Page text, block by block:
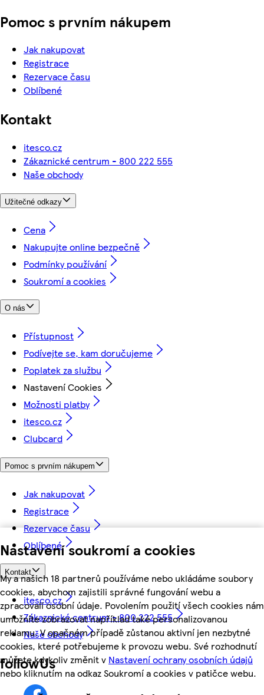
Nastavení soukromí a cookies
My a našich 18 partnerů používáme nebo ukládáme soubory
cookies, abychom zajistili správné fungování webu a
zpracovali osobní údaje. Povolením použití všech cookies nám
umožníte zobrazovat například také personalizovanou
reklamu. V opačném případě zůstanou aktivní jen nezbytné
cookies, které potřebujeme k provozu webu. Své rozhodnutí
můžete kdykoliv změnit v Nastavení ochrany osobních údajů
nebo kliknutím na odkaz Soukromí a cookies v patičce webu.
Pomoc s prvním nákupem
Jak nakupovat
Registrace
Rezervace času
Oblíbené
Kontakt
itesco.cz
Zákaznické centrum - 800 222 555
Naše obchody
Užitečné odkazy
Cena
Nakupujte online bezpečně
Podmínky používání
Soukromí a cookies
O nás
Přístupnost
Podívejte se, kam doručujeme
Poplatek za službu
Nastavení Cookies
Možnosti platby
itesco.cz
Clubcard
Pomoc s prvním nákupem
Jak nakupovat
Registrace
Rezervace času
Oblíbené
Kontakt
itesco.cz
Zákaznické centrum - 800 222 555
Naše obchody
followUs